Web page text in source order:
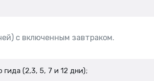
с включенным завтраком.
(2,3, 5, 7 и 12 дни);